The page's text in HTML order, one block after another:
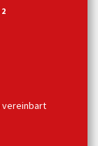
vereinbart